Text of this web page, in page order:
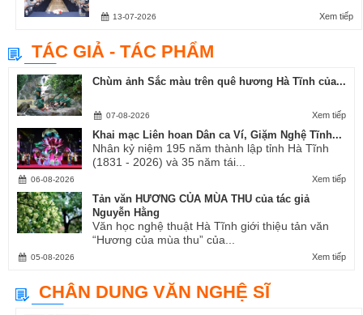
Xem tiếp
13-07-2026
TÁC GIẢ - TÁC PHẨM
Chùm ảnh Sắc màu trên quê hương Hà Tĩnh của...
Xem tiếp
07-08-2026
Khai mạc Liên hoan Dân ca Ví, Giặm Nghệ Tĩnh...
Nhân kỷ niệm 195 năm thành lập tỉnh Hà Tĩnh
(1831 - 2026) và 35 năm tái...
Xem tiếp
06-08-2026
Tản văn HƯƠNG CỦA MÙA THU của tác giả
Nguyễn Hằng
Văn học nghệ thuật Hà Tĩnh giới thiệu tản văn
“Hương của mùa thu” của...
Xem tiếp
05-08-2026
CHÂN DUNG VĂN NGHỆ SĨ